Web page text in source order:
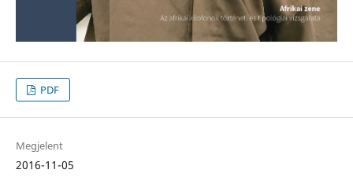
PDF
Megjelent
2016-11-05